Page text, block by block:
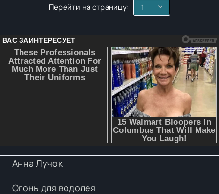
Перейти на страницу:
Анна Лучок
Огонь для водолея